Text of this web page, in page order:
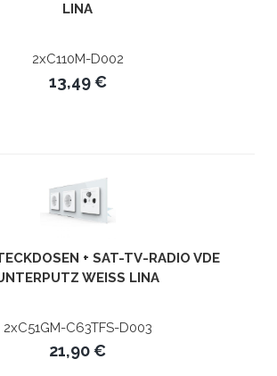
INA
2xC110M-D002
13,49 €
+ SAT-TV-RADIO VDE
WEISS LINA
2xC51GM-C63TFS-D003
21,90 €